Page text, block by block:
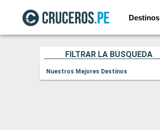
Destinos
FILTRAR LA BÚSQUEDA
Nuestros Mejores Destinos